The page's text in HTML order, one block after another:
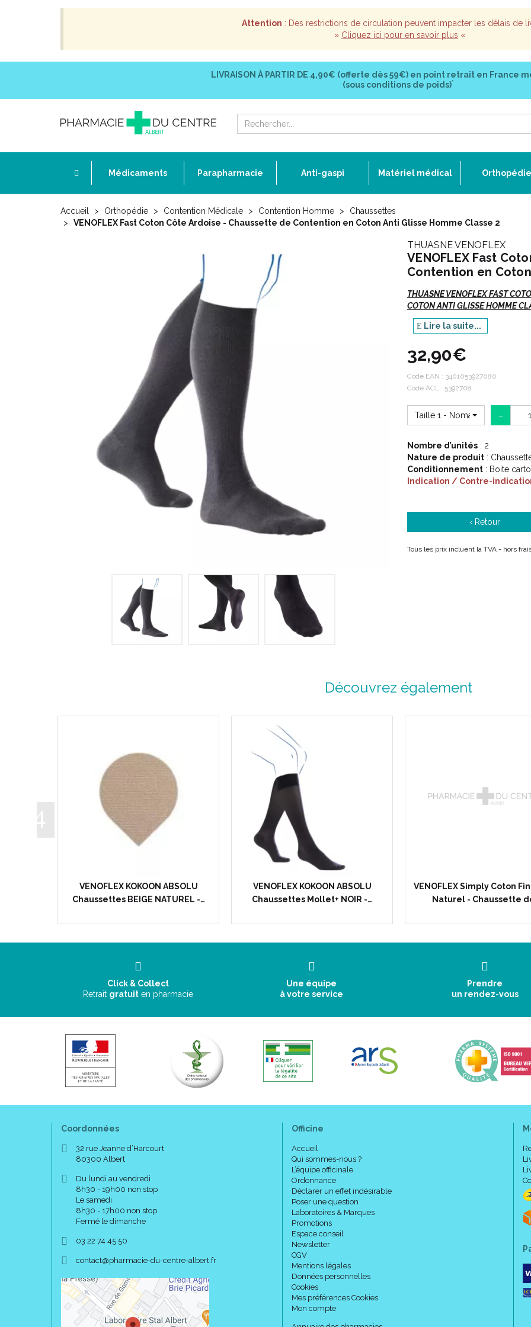
Attention : Des restrictions de circulation peuvent impacter les délais de
» Cliquez ici pour en savoir plus «
LIVRAISON À PARTIR DE 4,90€ (offerte dès 59€) en point retrait en France
(sous conditions de poids)*
Médicaments Parapharmacie Anti-gaspi Matériel médical Orthopédie
Accueil Orthopédie Contention Médicale Contention Homme
Chaussettes
VENOFLEX Fast Coton Côte Ardoise - Chaussette de Contention en Coton Anti Glisse Homme Classe 2
THUASNE VENOFLEX
VENOFLEX Fast
Contention en
THUASNE VENOFLEX FAST
COTON ANTI GLISSE HOMME
Venoflex Fast Coton
Si vous commandez, n' oubliez
Votre TAILLE.
La hauteur ou le code
Indications :
Varices, troubles
Description :
Lavable en machine à 40°C.
Bord-côte simple
Couture sur le dessus
Bonne mobilité des
Respect de la
cheville jusqu'en haut
2 hauteurs (normal et long).
Lire la suite...
32,90€
Code EAN : 3401053927080
Code ACL : 5392708
Taille 1 - Nomal
Nombre d’unités : 2
Nature de produit :
Conditionnement : Boite
Indication / Contre-
‹ Retour
Tous les prix incluent la TVA - hors
Découvrez également
VENOFLEX KOKOON ABSOLU
Chaussettes BEIGE NATUREL -…
VENOFLEX KOKOON ABSOLU
Chaussettes Mollet+ NOIR -…
VENOFLEX Simply Coton
Naturel - Chaussette
Click & Collect
Retrait gratuit en pharmacie
Une équipe
à votre service
Prendre
un rendez-vous
Coordonnées
32 rue Jeanne d’Harcourt
80300 Albert
Du lundi au vendredi
8h30 - 19h00 non stop
Le samedi
8h30 - 17h00 non stop
Fermé le dimanche
03 22 74 45 50
contact-
@-
pharmacie-du-centre-albert.fr
Officine
Accueil
Qui sommes-nous ?
L’équipe officinale
Ordonnance
Déclarer un effet indésirable
Poser une question
Laboratoires & Marques
Promotions
Espace conseil
Newsletter
CGV
Mentions légales
Données personnelles
Cookies
Mes préférences Cookies
Mon compte